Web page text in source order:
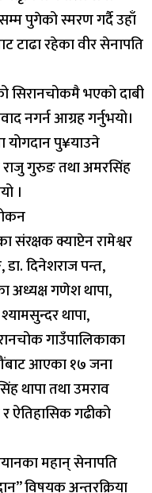
पुगेको स्मरण गर्दै उहाँ
टाढा रहेका वीर सेनापति
सिरानचोकमै भएको दाबी
नगर्न आग्रह गर्नुभयो।
योगदान पु¥याउने
राजु गुरुङ तथा अमरसिंह
।
संरक्षक क्याप्टेन रामेश्वर
डा. दिनेशराज पन्त,
अध्यक्ष गणेश थापा,
थापा,
गाउँपालिकाका
आएका १७ जना
थापा तथा उमराव
ऐतिहासिक गढीको
महान् सेनापति
विषयक अन्तरक्रिया